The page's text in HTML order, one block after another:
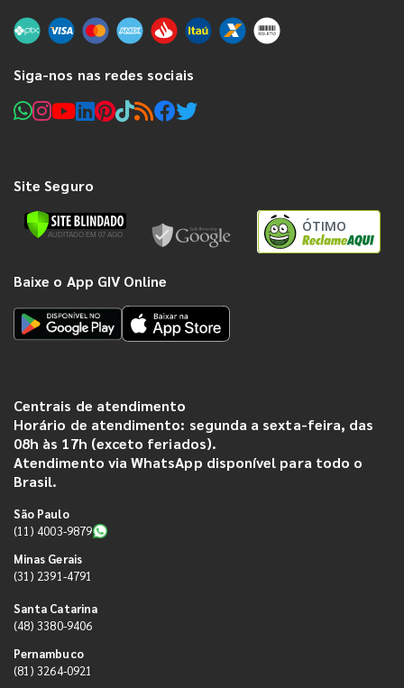
Siga-nos nas redes sociais
Site Seguro
ÓTIMO
Baixe o App GIV Online
Centrais de atendimento
Horário de atendimento: segunda a sexta-feira, das
08h às 17h (exceto feriados).
Atendimento via WhatsApp disponível para todo o
Brasil.
São Paulo
(11) 4003-9879
Minas Gerais
(31) 2391-4791
Santa Catarina
(48) 3380-9406
Pernambuco
(81) 3264-0921